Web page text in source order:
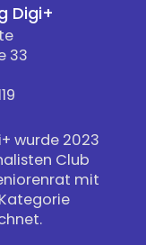
Digi+
33
wurde 2023
Club
mit